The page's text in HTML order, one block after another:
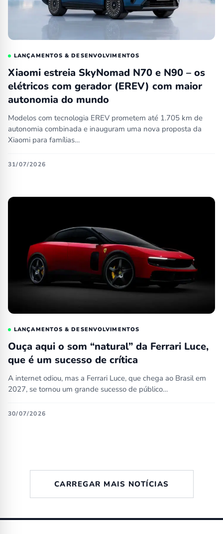
LANÇAMENTOS & DESENVOLVIMENTOS
Xiaomi estreia SkyNomad N70 e N90 – os
elétricos com gerador (EREV) com maior
autonomia do mundo
Modelos com tecnologia EREV prometem até 1.705 km de
autonomia combinada e inauguram uma nova proposta da
Xiaomi para famílias…
31/07/2026
LANÇAMENTOS & DESENVOLVIMENTOS
Ouça aqui o som “natural” da Ferrari Luce,
que é um sucesso de crítica
A internet odiou, mas a Ferrari Luce, que chega ao Brasil em
2027, se tornou um grande sucesso de público…
30/07/2026
CARREGAR MAIS NOTÍCIAS